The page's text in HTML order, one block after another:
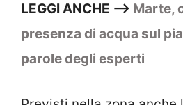
LEGGI ANCHE –> Marte,
presenza di acqua sul
parole degli esperti